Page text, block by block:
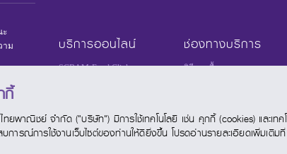
ะ
าม
บริการออนไลน์
SCBAM Fund Click
SCBAM PVD Online
ช่องทางบริการ
วิธีการซื้อขายกองทุน
แบบประเมินความเสี่ยง
กี้
พาณิชย์ จำกัด ("บริษัท") มีการใช้เทคโนโลยี เช่น คุกกี้ (cookies) และเท
การณ์การใช้งานเว็บไซต์ของท่านให้ดียิ่งขึ้น โปรดอ่านรายละเอียดเพิ่มเติม